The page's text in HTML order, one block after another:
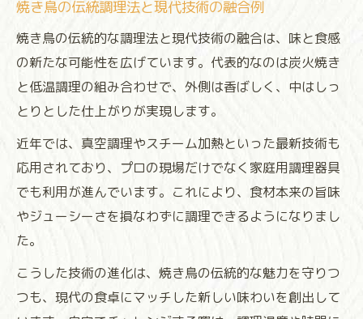
焼き鳥の伝統調理法と現代技術の融合例
焼き鳥の伝統的な調理法と現代技術の融合は、味と食感
の新たな可能性を広げています。代表的なのは炭火焼き
と低温調理の組み合わせで、外側は香ばしく、中はしっ
とりとした仕上がりが実現します。
近年では、真空調理やスチーム加熱といった最新技術も
応用されており、プロの現場だけでなく家庭用調理器具
でも利用が進んでいます。これにより、食材本来の旨味
やジューシーさを損なわずに調理できるようになりまし
た。
こうした技術の進化は、焼き鳥の伝統的な魅力を守りつ
つも、現代の食卓にマッチした新しい味わいを創出して